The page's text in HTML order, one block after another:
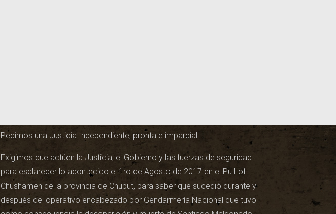
Pedimos una Justicia Independiente, pronta e imparcial.
Exigimos que actúen la Justicia, el Gobierno y las fuerzas de seguridad
para esclarecer lo acontecido el 1ro de Agosto de 2017 en el Pu Lof
Chushamen de la provincia de Chubut, para saber que sucedió durante y
después del operativo encabezado por Gendarmería Nacional que tuvo